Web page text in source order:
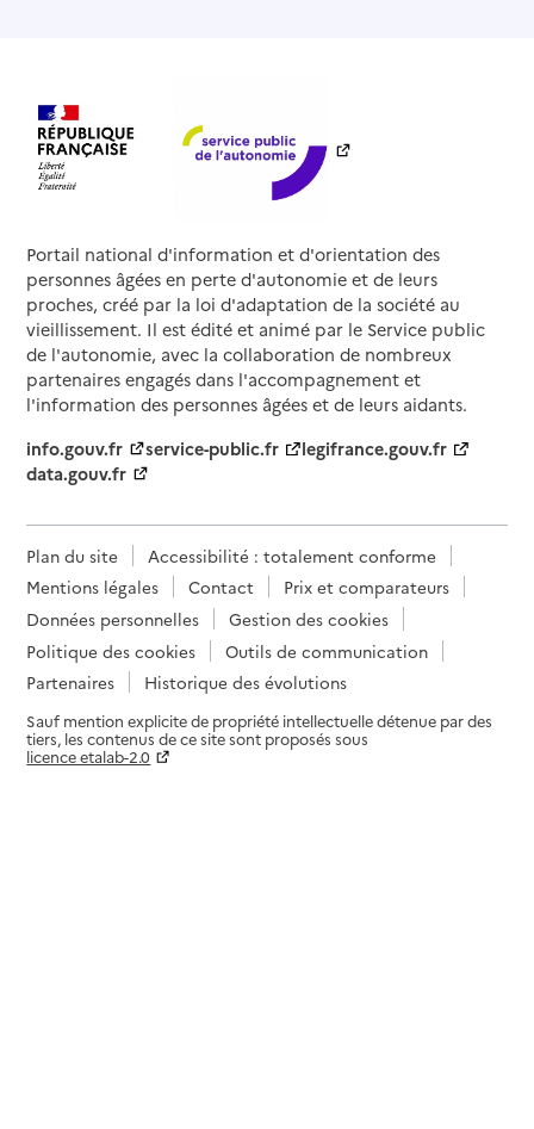
Portail national d'information et d'orientation des
personnes âgées en perte d'autonomie et de leurs
proches, créé par la loi d'adaptation de la société au
vieillissement. Il est édité et animé par le Service public
de l'autonomie, avec la collaboration de nombreux
partenaires engagés dans l'accompagnement et
l'information des personnes âgées et de leurs aidants.
info.gouv.fr
service-public.fr
legifrance.gouv.fr
data.gouv.fr
Plan du site
Accessibilité : totalement conforme
Mentions légales
Contact
Prix et comparateurs
Données personnelles
Gestion des cookies
Politique des cookies
Outils de communication
Partenaires
Historique des évolutions
Sauf mention explicite de propriété intellectuelle détenue par des
tiers, les contenus de ce site sont proposés sous
licence etalab-2.0